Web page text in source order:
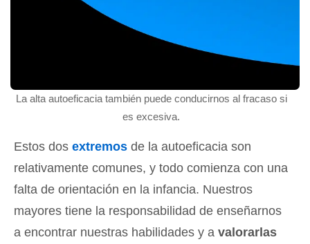
La alta autoeficacia también puede conducirnos al fracaso si
es excesiva.
Estos dos extremos de la autoeficacia son
relativamente comunes, y todo comienza con una
falta de orientación en la infancia. Nuestros
mayores tiene la responsabilidad de enseñarnos
a encontrar nuestras habilidades y a valorarlas